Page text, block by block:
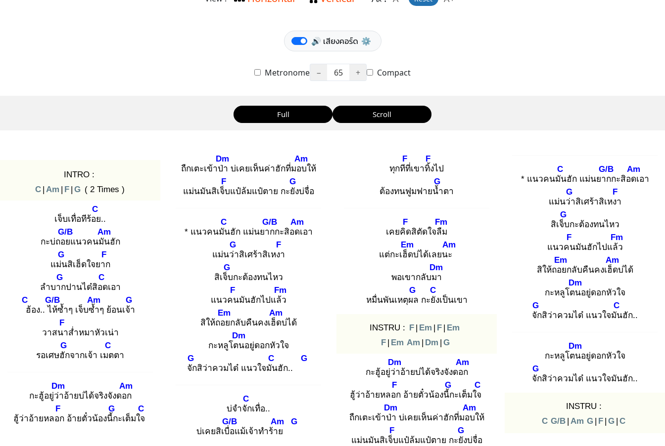
🔊 เสียงคอร์ด ⚙️
Metronome − 65 + Compact
Full Scroll
INTRO :
C | Am | F | G ( 2 Times )
เจ็บเทื่อทีร้อย
C
..
กะบ่ถอย
G/B
แนวคนมัน
Am
ฮัก
แม่น
G
สิเฮ็ดใจยาก
F
ลำบาก
G
ปานได๋สิอด
C
เอา
ฮ้
C
อง.. ไห้
G/B
ซ้ำๆ เจ็บซ้ำ
Am
ๆ ย้อนเจ้า
G
วาสนา
F
ส่ำหมาหัวเน่า
รอเศษฮัก
G
จากเจ้า เมต
C
ตา
กะฮู้อยู่ว่า
Dm
อ้ายบ่ได้จริงจังดอก
Am
ฮู้ว่าอ้ายหลอก
F
อ้ายตั๋วน้องนี้ก
G
ะเต็มใจ
C
ถืกเตะเข้าป่า
Dm
บ่เคยเห็นค่าฮักที่มอบ
Am
ให้
แม่นมันสิเจ็บ
F
แป๋ล้มแป๋ตาย กะยัง
G
บ่จื่อ
* แนวคนมัน
C
ฮัก แม่นยาก
G/B
กะสิอดเ
Am
อา
แม่นว่า
G
สิเศร้าสิเหงา
F
สิเจ็บ
G
กะต้องทนไหว
แนวคน
F
มันฮักไปแล้ว
Fm
สิให้ถอย
Em
กลับคืนคงเฮ็ด
Am
บ่ได้
กะหลูโตน
Dm
อยู่ดอกหัวใจ
จัก
G
สิว่าควมได๋ แนวใจมัน
C
ฮัก..
G
บ่จำจัก
C
เทื่อ..
บ่เคยสิเบื่อ
G/B
แม้เจ้าทำร้าย
Am G
ทุกทีที่
F
เขาทิ้ง
F
ไป
ต้องทนฟูมฟายน้ำ
G
ตา
เคยคิด
F
สิตัดใจลืม
Fm
แต่กะเฮ็ด
Em
บ่ได้เลยนะ
Am
พอเขากลับมา
Dm
หมื่นพันเหตุผล
G
กะยัง
C
เป็นเขา
INSTRU : F | Em | F | Em
F | Em Am | Dm | G
กะฮู้อยู่ว่า
Dm
อ้ายบ่ได้จริงจังดอก
Am
ฮู้ว่าอ้ายหลอก
F
อ้ายตั๋วน้องนี้ก
G
ะเต็มใจ
C
ถืกเตะเข้าป่า
Dm
บ่เคยเห็นค่าฮักที่มอบ
Am
ให้
แม่นมันสิเจ็บ
F
แป๋ล้มแป๋ตาย กะยัง
G
บ่จื่อ
* แนวคนมัน
C
ฮัก แม่นยาก
G/B
กะสิอดเ
Am
อา
แม่นว่า
G
สิเศร้าสิเหงา
F
สิเจ็บ
G
กะต้องทนไหว
แนวคน
F
มันฮักไปแล้ว
Fm
สิให้ถอย
Em
กลับคืนคงเฮ็ด
Am
บ่ได้
กะหลูโตน
Dm
อยู่ดอกหัวใจ
จัก
G
สิว่าควมได๋ แนวใจมัน
C
ฮัก..
กะหลูโตน
Dm
อยู่ดอกหัวใจ
จัก
G
สิว่าควมได๋ แนวใจมันฮัก..
INSTRU :
C G/B | Am G | F | G | C